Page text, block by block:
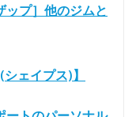
ップ］他のジムと
ェイプス)】